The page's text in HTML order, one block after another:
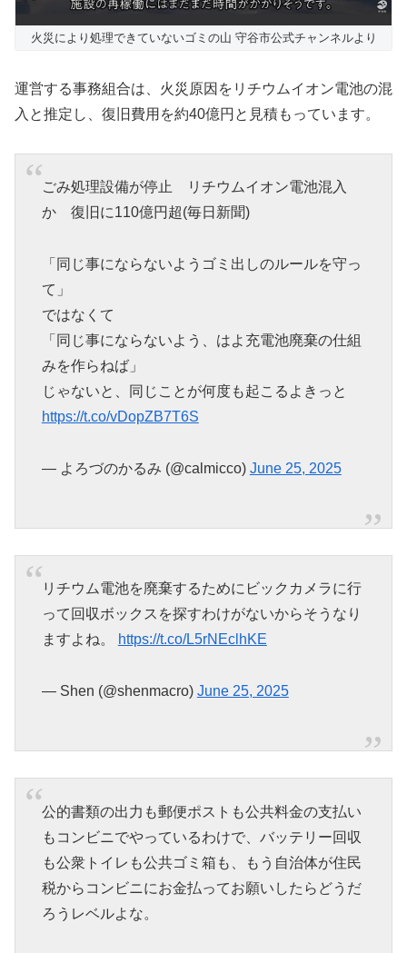
火災により処理できていないゴミの山 守谷市公式チャンネルより
運営する事務組合は、火災原因をリチウムイオン電池の混
入と推定し、復旧費用を約40億円と見積もっています。
ごみ処理設備が停止 リチウムイオン電池混入
か 復旧に110億円超(毎日新聞)
「同じ事にならないようゴミ出しのルールを守っ
て」
ではなくて
「同じ事にならないよう、はよ充電池廃棄の仕組
みを作らねば」
じゃないと、同じことが何度も起こるよきっと
https://t.co/vDopZB7T6S
— よろづのかるみ (@calmicco) June 25, 2025
リチウム電池を廃棄するためにビックカメラに行
って回収ボックスを探すわけがないからそうなり
ますよね。
https://t.co/L5rNEclhKE
— Shen (@shenmacro) June 25, 2025
公的書類の出力も郵便ポストも公共料金の支払い
もコンビニでやっているわけで、バッテリー回収
も公衆トイレも公共ゴミ箱も、もう自治体が住民
税からコンビニにお金払ってお願いしたらどうだ
ろうレベルよな。